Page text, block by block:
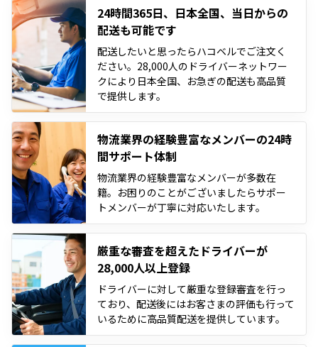
24時間365日、日本全国、当日からの
配送も可能です
配送したいと思ったらハコベルでご注文く
ださい。28,000人のドライバーネットワー
クにより日本全国、お急ぎの配送も高品質
で提供します。
物流業界の経験豊富なメンバーの24時
間サポート体制
物流業界の経験豊富なメンバーが多数在
籍。お困りのことがございましたらサポー
トメンバーが丁寧に対応いたします。
厳重な審査を超えたドライバーが
28,000人以上登録
ドライバーに対して厳重な登録審査を行っ
ており、配送後にはお客さまの評価も行って
いるために高品質配送を提供しています。